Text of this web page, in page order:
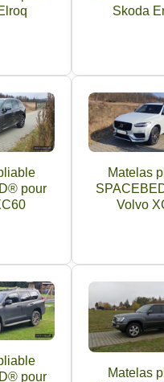
Skoda
pour
Matelas
Volvo
pour
Matelas